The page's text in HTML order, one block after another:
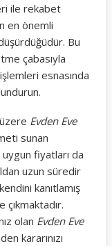
ile rekabet
en önemli
Bu
çabasıyla
esnasında
Evden Eve
sunan
fiyatları da
uzun süredir
kanıtlamış
olan Evden Eve
kararınızı